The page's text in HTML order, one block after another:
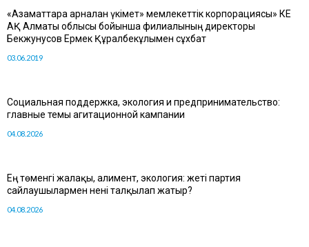
«Азаматтарға арналған үкімет» мемлекеттік корпорациясы» КЕ
АҚ Алматы облысы бойынша филиалының директоры
Бекжунусов Ермек Құралбекұлымен сұхбат
03.06.2019
Социальная поддержка, экология и предпринимательство:
главные темы агитационной кампании
04.08.2026
Ең төменгі жалақы, алимент, экология: жеті партия
сайлаушылармен нені талқылап жатыр?
04.08.2026